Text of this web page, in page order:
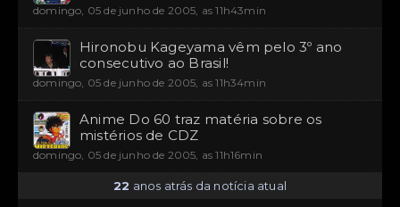
domingo, 05 de junho de 2005, as 11h43min
Hironobu Kageyama vêm pelo 3º ano
consecutivo ao Brasil!
domingo, 05 de junho de 2005, as 11h34min
Anime Do 60 traz matéria sobre os
mistérios de CDZ
domingo, 05 de junho de 2005, as 11h16min
22 anos atrás da notícia atual